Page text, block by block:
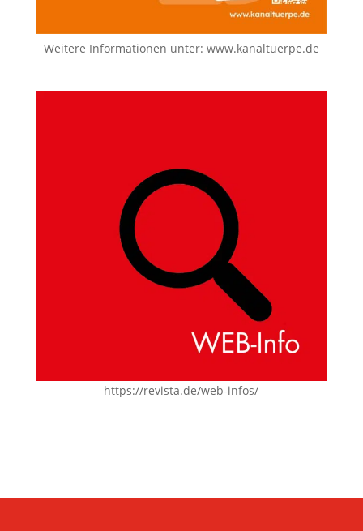
Weitere Informationen unter: www.kanaltuerpe.de
https://revista.de/web-infos/